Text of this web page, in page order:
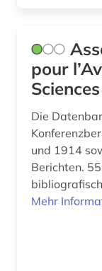
glossar (1)
humboldt, alexander von | geograf;
pour
Die
und 1914
Berichten.
Mehr